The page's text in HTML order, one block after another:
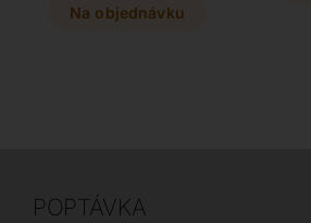
Tento lehký a
až po sofa a vytvořte
si dokonalé místo pro
Na objednávku
POPTÁVKA